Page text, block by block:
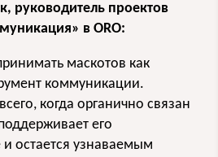
руководитель проектов
в ORO:
маскотов как
коммуникации.
когда органично связан
его
остается узнаваемым